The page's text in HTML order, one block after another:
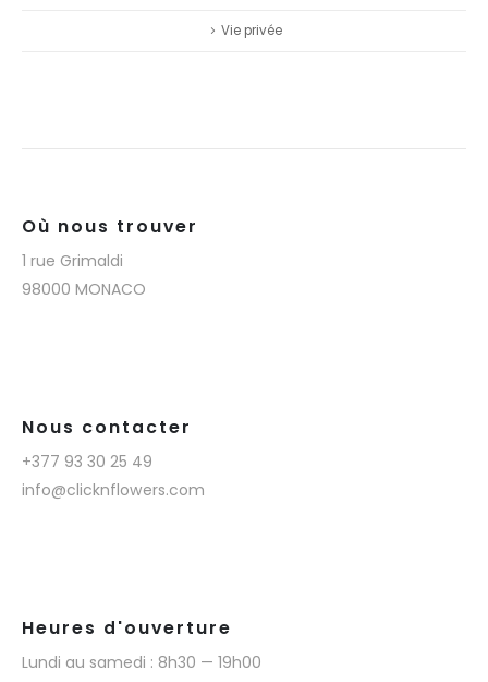
Vie privée
Où nous trouver
1 rue Grimaldi
98000 MONACO
Nous contacter
+377 93 30 25 49
info@clicknflowers.com
Heures d'ouverture
Lundi au samedi : 8h30 — 19h00